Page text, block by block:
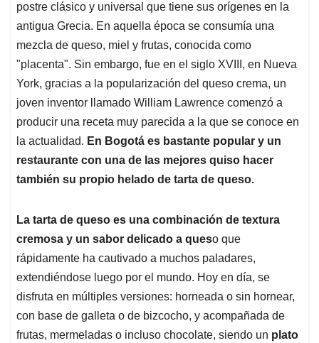
A
p
p
o
o
k
d
I
n
d
s
postre clásico y universal que tiene sus orígenes en la
antigua Grecia. En aquella época se consumía una
mezcla de queso, miel y frutas, conocida como
"placenta". Sin embargo, fue en el siglo XVIII, en Nueva
York, gracias a la popularización del queso crema, un
joven inventor llamado William Lawrence comenzó a
producir una receta muy parecida a la que se conoce en
la actualidad. En Bogotá es bastante popular y un
restaurante con una de las mejores quiso hacer
también su propio helado de tarta de queso.
La tarta de queso es una combinación de textura
cremosa y un sabor delicado a queso que
rápidamente ha cautivado a muchos paladares,
extendiéndose luego por el mundo. Hoy en día, se
disfruta en múltiples versiones: horneada o sin hornear,
con base de galleta o de bizcocho, y acompañada de
frutas, mermeladas o incluso chocolate, siendo un plato